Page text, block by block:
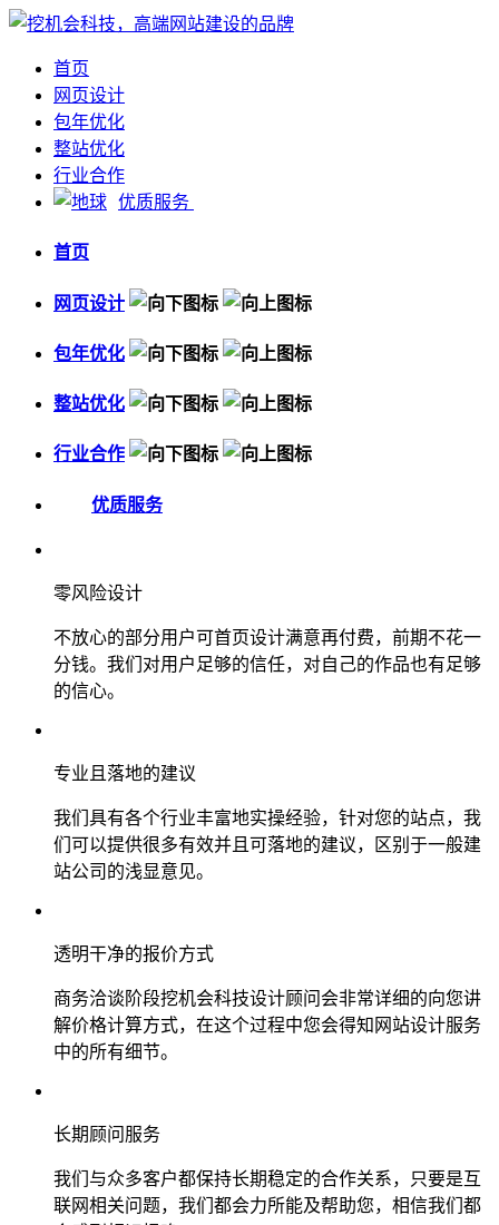
首页
网页设计
包年优化
整站优化
行业合作
优质服务
首页
网页设计
包年优化
整站优化
行业合作
优质服务
零风险设计
不放心的部分用户可首页设计满意再付费，前期不花一
分钱。我们对用户足够的信任，对自己的作品也有足够
的信心。
专业且落地的建议
我们具有各个行业丰富地实操经验，针对您的站点，我
们可以提供很多有效并且可落地的建议，区别于一般建
站公司的浅显意见。
透明干净的报价方式
商务洽谈阶段挖机会科技设计顾问会非常详细的向您讲
解价格计算方式，在这个过程中您会得知网站设计服务
中的所有细节。
长期顾问服务
我们与众多客户都保持长期稳定的合作关系，只要是互
联网相关问题，我们都会力所能及帮助您，相信我们都